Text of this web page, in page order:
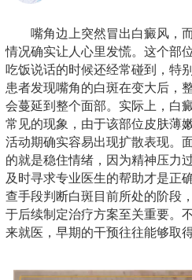
嘴角边上突然冒出白癜风，
情况确实让人心里发慌。这个部
吃饭说话的时候还经常碰到，特
患者发现嘴角的白斑在变大后，
会蔓延到整个面部。实际上，白
常见的现象，由于该部位皮肤薄
活动期确实容易出现扩散表现。
的就是稳住情绪，因为精神压力
及时寻求专业医生的帮助才是正
查手段判断白斑目前所处的阶段
于后续制定治疗方案至关重要。
来就医，早期的干预往往能够取